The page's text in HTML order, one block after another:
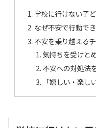
学校に行けない子
なぜ不安で行動で
不安を乗り越える
気持ちを受けと
不安への対処法
「嬉しい・楽し